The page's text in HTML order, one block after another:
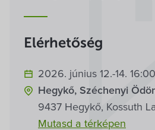
Villa Igku Kft.
Közérdekű adatok
Pályázatok
Elérhetőség
2026. június 12.-14. 16:00
Hegykő, Széchenyi
9437 Hegykő, Kossuth
Mutasd a térképen